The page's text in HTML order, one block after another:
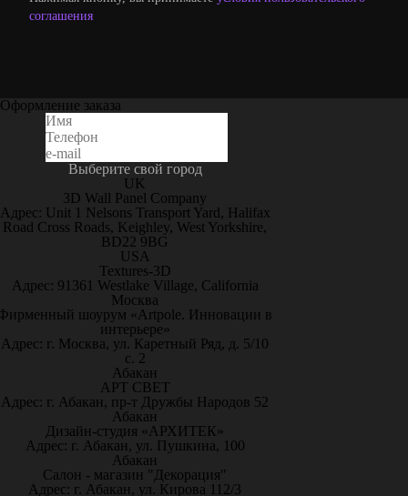
соглашения
Оформление заказа
Выберите свой город
UK
3D Wall Panel Company
Адрес: Unit 1 Nelsons Transport Yard, Halifax
Road Cross Roads, Keighley, West Yorkshire,
BD22 9BG
USA
Textures-3D
Адрес: 91361 Westlake Village, California
Москва
шоурум «Artpole. Инновации в
интерьере»
Адрес: г. Москва, ул. Каретный Ряд, д. 5/10
с. 2
Абакан
АРТ СВЕТ
Адрес: г. Абакан, пр-т Дружбы Народов 52
Абакан
Дизайн-студия «АРХИТЕК»
Адрес: г. Абакан, ул. Пушкина, 100
Абакан
Салон - магазин "Декорация"
Адрес: г. Абакан, ул. Кирова 112/3